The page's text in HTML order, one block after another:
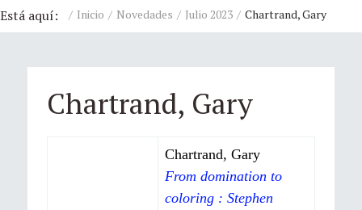
Está aquí: Inicio Novedades Julio 2023 Chartrand, Gary
Chartrand, Gary
Chartrand, Gary
From domination to
coloring : Stephen